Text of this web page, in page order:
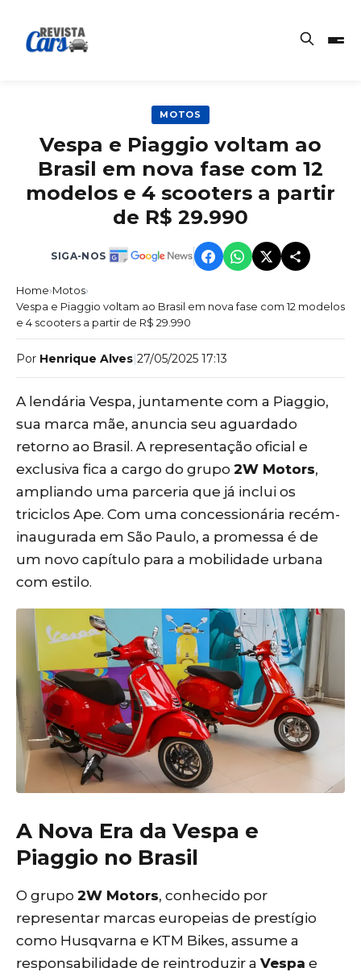
MOTOS
Vespa e Piaggio voltam ao
Brasil em nova fase com 12
modelos e 4 scooters a partir
de R$ 29.990
SIGA-NOS
Home›Motos›
Vespa e Piaggio voltam ao Brasil em nova fase com 12 modelos
e 4 scooters a partir de R$ 29.990
Por Henrique Alves|27/05/2025 17:13
A lendária Vespa, juntamente com a Piaggio,
sua marca mãe, anuncia seu aguardado
retorno ao Brasil. A representação oficial e
exclusiva fica a cargo do grupo 2W Motors,
ampliando uma parceria que já inclui os
triciclos Ape. Com uma concessionária recém-
inaugurada em São Paulo, a promessa é de
um novo capítulo para a mobilidade urbana
com estilo.
A Nova Era da Vespa e
Piaggio no Brasil
O grupo 2W Motors, conhecido por
representar marcas europeias de prestígio
como Husqvarna e KTM Bikes, assume a
responsabilidade de reintroduzir a Vespa e